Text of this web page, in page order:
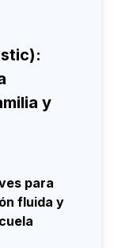
y
para
fluida y